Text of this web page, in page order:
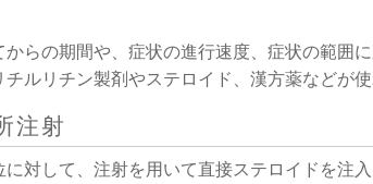
らの期間や、症状の進行速度、症状の範囲
ルリチン製剤やステロイド、漢方薬などが使
注射
対して、注射を用いて直接ステロイドを注